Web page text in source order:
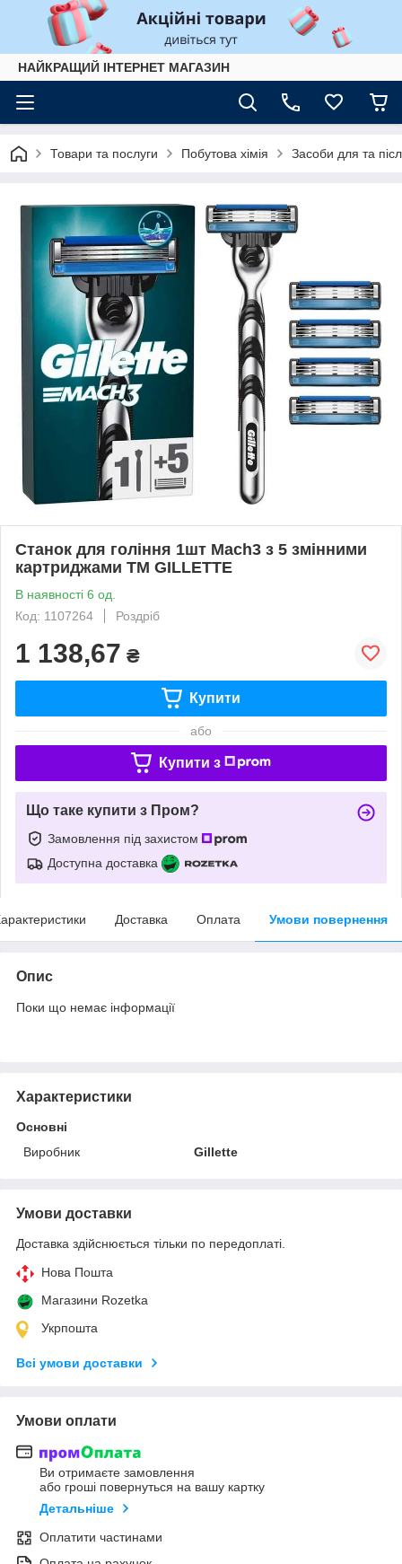
НАЙКРАЩИЙ ІНТЕРНЕТ МАГАЗИН
Товари та послуги Побутова хімія Засоби для та
Станок для голiння 1шт Mach3 з 5 змінними
картриджами ТМ GILLETTE
В наявності 6 од.
Код: 1107264
Роздріб
1 138,67 ₴
Купити
або
Купити з
Що таке купити з Пром?
Замовлення під захистом
Доступна доставка
Доставка Оплата Умови повернення
Опис
Поки що немає інформації
Характеристики
Основні
Виробник
Gillette
Умови доставки
Доставка здійснюється тільки по передоплаті.
Нова Пошта
Магазини Rozetka
Укрпошта
Всі умови доставки
Умови оплати
Ви отримаєте замовлення
або гроші повернуться на вашу картку
Детальніше
Оплатити частинами